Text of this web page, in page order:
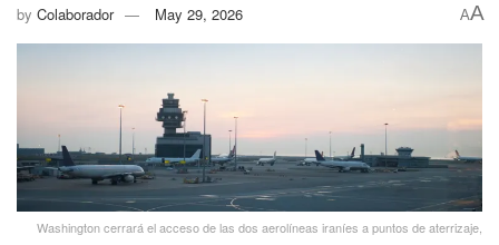
by Colaborador May 29, 2026 AA
Washington cerrará el acceso de las dos aerolíneas iraníes a puntos de aterrizaje,